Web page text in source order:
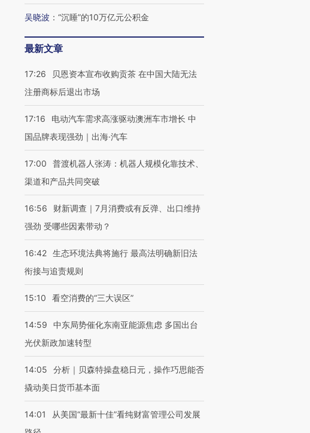
吴晓波 ： “沉睡”的10万亿元公积金
最新文章
17:26
贝恩资本宣布收购贡茶 在中国大陆无法
注册商标后退出市场
17:16
电动汽车需求高涨驱动澳洲车市增长 中
国品牌表现强劲｜出海·汽车
17:00
普渡机器人张涛：机器人规模化靠技术、
渠道和产品共同突破
16:56
财新调查｜7月消费或有反弹、出口维持
强劲 受哪些因素带动？
16:42 生态环境法典将施行 最高法明确新旧法
衔接与追责规则
15:10 看空消费的“三大误区”
14:59
中东局势催化东南亚能源焦虑 多国出台
光伏新政加速转型
14:05
分析｜贝森特操盘稳日元，操作巧思能否
撬动美日货币基本面
14:01
从美国“最新十佳”看纯财富管理公司发展